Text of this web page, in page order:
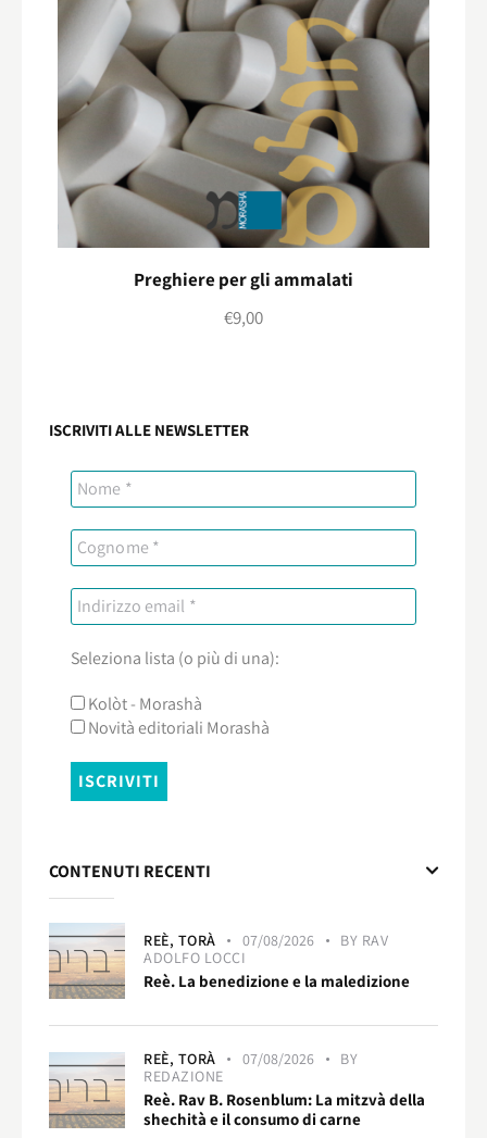
Preghiere per gli ammalati
€9,00
ISCRIVITI ALLE NEWSLETTER
Seleziona lista (o più di una):
Kolòt - Morashà
Novità editoriali Morashà
CONTENUTI RECENTI
REÈ, TORÀ 07/08/2026 BY RAV
ADOLFO LOCCI
Reè. La benedizione e la maledizione
REÈ, TORÀ 07/08/2026
BY
REDAZIONE
Reè. Rav B. Rosenblum: La mitzvà della
shechità e il consumo di carne